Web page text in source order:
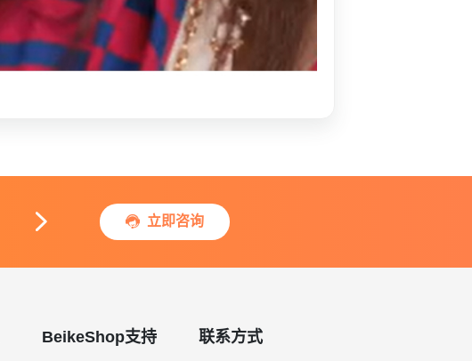
  立即咨询
BeikeShop支持 联系方式